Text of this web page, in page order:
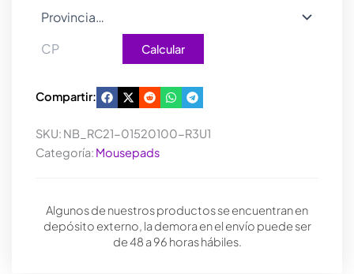
Calcular
Compartir:
SKU: NB_RC21-01520100-R3U1
Categoría: Mousepads
Algunos de nuestros productos se encuentran en
depósito externo, la demora en el envío puede ser
de 48 a 96 horas hábiles.